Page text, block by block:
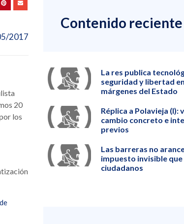
2017
20
los
Contenido reciente
La res publica
seguridad y libertad
márgenes del Estado
Réplica a Polavieja (I):
cambio concreto e
previos
Las barreras no
impuesto invisible que
ciudadanos